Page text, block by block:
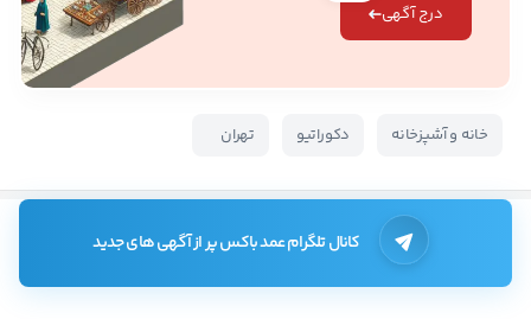
درج آگهی
خانه و آشپزخانه دکوراتیو تهران
کانال تلگرام عمد باکس پر از آگهی های جدید